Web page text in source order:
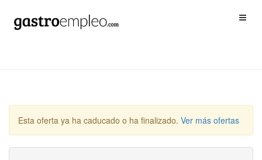
Esta oferta ya ha caducado o ha finalizado. Ver más ofertas